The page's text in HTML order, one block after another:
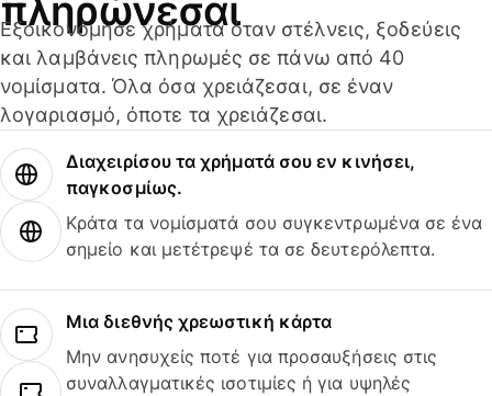
πληρώνεσαι
Εξοικονόμησε χρήματα όταν στέλνεις, ξοδεύεις
και λαμβάνεις πληρωμές σε πάνω από 40
νομίσματα. Όλα όσα χρειάζεσαι, σε έναν
λογαριασμό, όποτε τα χρειάζεσαι.
Διαχειρίσου τα χρήματά σου εν κινήσει,
παγκοσμίως.
Κράτα τα νομίσματά σου συγκεντρωμένα σε ένα
σημείο και μετέτρεψέ τα σε δευτερόλεπτα.
Μια διεθνής χρεωστική κάρτα
Μην ανησυχείς ποτέ για προσαυξήσεις στις
συναλλαγματικές ισοτιμίες ή για υψηλές